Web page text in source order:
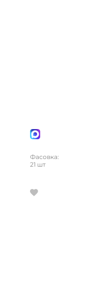
Фасовка:
21 шт